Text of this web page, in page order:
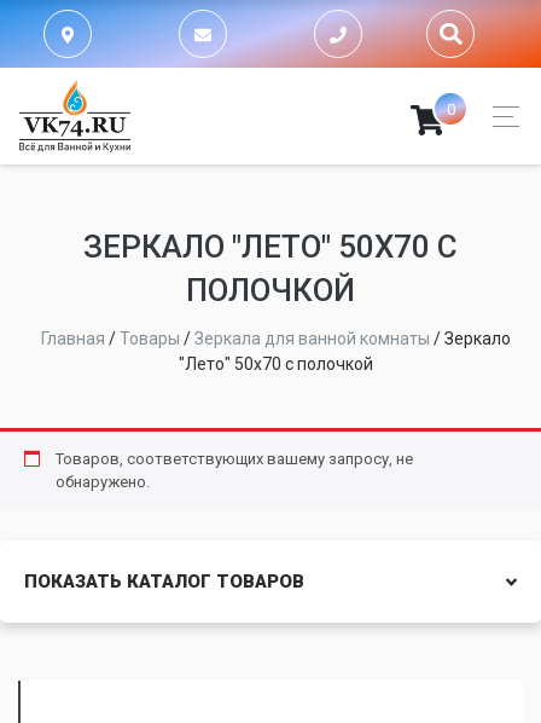
0
ЗЕРКАЛО "ЛЕТО" 50X70 С
ПОЛОЧКОЙ
Главная /Товары /Зеркала для ванной комнаты /Зеркало
"Лето" 50x70 с полочкой
Товаров, соответствующих вашему запросу, не
обнаружено.
ПОКАЗАТЬ КАТАЛОГ ТОВАРОВ